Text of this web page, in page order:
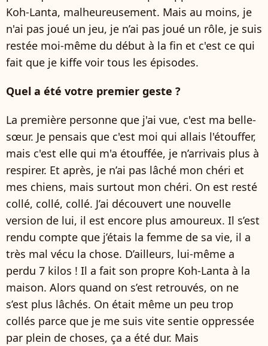
Koh-Lanta, malheureusement. Mais au moins, je
n'ai pas joué un jeu, je n’ai pas joué un rôle, je suis
restée moi-même du début à la fin et c'est ce qui
fait que je kiffe voir tous les épisodes.
Quel a été votre premier geste ?
La première personne que j'ai vue, c'est ma belle-
sœur. Je pensais que c'est moi qui allais l'étouffer,
mais c'est elle qui m'a étouffée, je n’arrivais plus à
respirer. Et après, je n’ai pas lâché mon chéri et
mes chiens, mais surtout mon chéri. On est resté
collé, collé, collé. J’ai découvert une nouvelle
version de lui, il est encore plus amoureux. Il s’est
rendu compte que j’étais la femme de sa vie, il a
très mal vécu la chose. D’ailleurs, lui-même a
perdu 7 kilos ! Il a fait son propre Koh-Lanta à la
maison. Alors quand on s’est retrouvés, on ne
s’est plus lâchés. On était même un peu trop
collés parce que je me suis vite sentie oppressée
par plein de choses, ça a été dur. Mais